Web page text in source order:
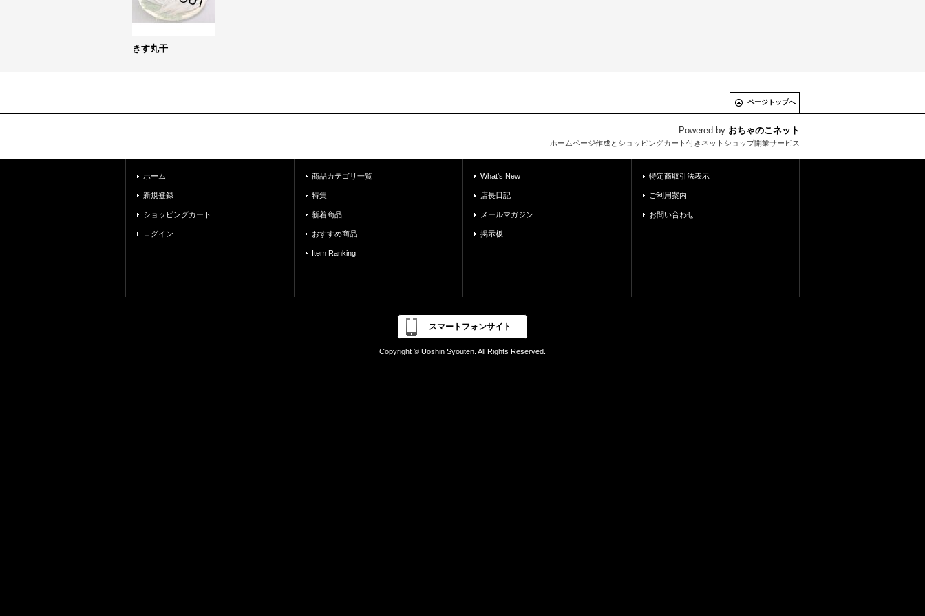
きす丸干
ページトップへ
Powered by おちゃのこネット
ホームページ作成とショッピングカート付きネットショップ開業サービス
ホーム
新規登録
ショッピングカート
ログイン
商品カテゴリ一覧
特集
新着商品
おすすめ商品
Item Ranking
What's New
店長日記
メールマガジン
掲示板
特定商取引法表示
ご利用案内
お問い合わせ
スマートフォンサイト
Copyright © Uoshin Syouten. All Rights Reserved.